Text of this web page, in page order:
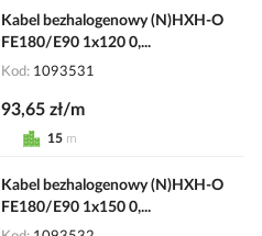
Kabel bezhalogenowy (N)HXH-O
FE180/E90 1x120 0,...
Kod 1093531
93,65 zł/m
15 m
Kabel bezhalogenowy (N)HXH-O
FE180/E90 1x150 0,...